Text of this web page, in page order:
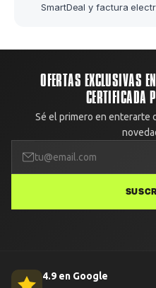
SmartDeal y factura
OFERTAS EXCLUSIVAS
CERTIFICADA
Sé el primero en enterarte
4.9 en Google